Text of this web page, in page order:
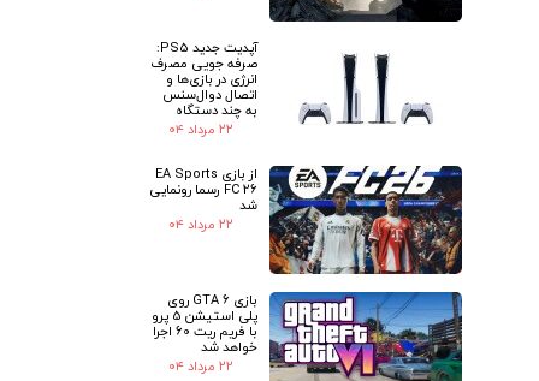
آپدیت جدید PS5:
صرفه جویی مصرف
انرژی در بازی‌ها و
اتصال دوال‌سنس
به چند دستگاه
۲۲ مرداد ۰۴
از بازی EA Sports
FC 26 رسما رونمایی
شد
۲۲ مرداد ۰۴
بازی GTA 6 روی
پلی استیشن 5 پرو
با فریم ریت 60 اجرا
خواهد شد
۲۲ مرداد ۰۴